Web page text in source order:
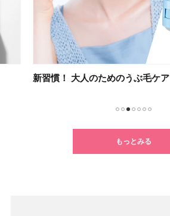
新習慣！ 大人のためのうぶ毛ケア
もっとみる